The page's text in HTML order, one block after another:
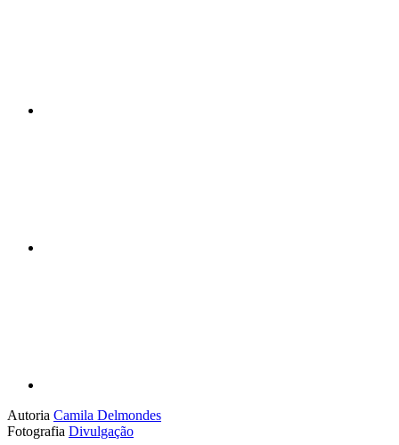
Autoria Camila Delmondes
Fotografia Divulgação